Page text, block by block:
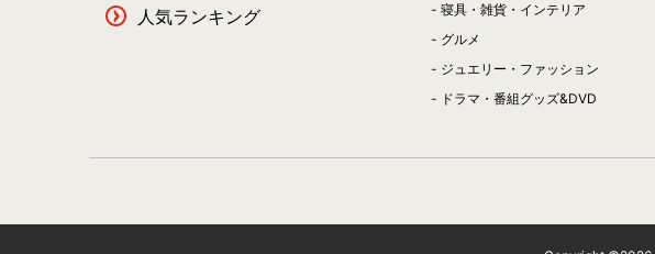
人気ランキング
寝具・雑貨・インテリア
グルメ
ジュエリー・ファッション
ドラマ・番組グッズ&DVD